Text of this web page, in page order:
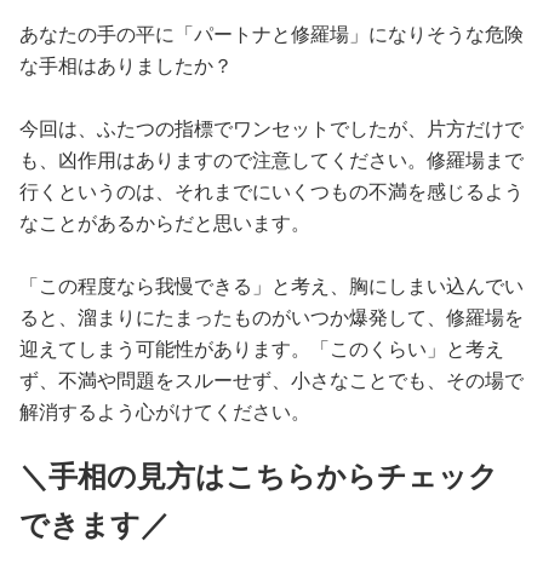
あなたの手の平に「パートナと修羅場」になりそうな危険
な手相はありましたか？
今回は、ふたつの指標でワンセットでしたが、片方だけで
も、凶作用はありますので注意してください。修羅場まで
行くというのは、それまでにいくつもの不満を感じるよう
なことがあるからだと思います。
「この程度なら我慢できる」と考え、胸にしまい込んでい
ると、溜まりにたまったものがいつか爆発して、修羅場を
迎えてしまう可能性があります。「このくらい」と考え
ず、不満や問題をスルーせず、小さなことでも、その場で
解消するよう心がけてください。
＼手相の見方はこちらからチェック
できます／